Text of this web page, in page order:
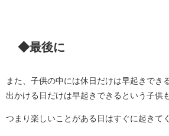
◆最後に
また、子供の中には休日だけは早起きできる
出かける日だけは早起きできるという子供
つまり楽しいことがある日はすぐに起きて